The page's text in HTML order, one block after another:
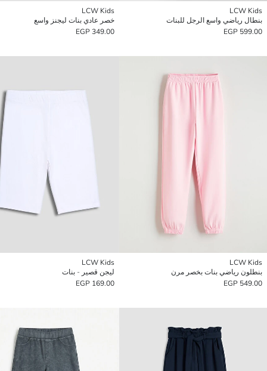
LCW Kids
بنطال رياضي واسع الرجل للبنات
599.00 EGP
LCW Kids
خصر عادي بنات ليجنز واسع
349.00 EGP
LCW Kids
بنطلون رياضي بنات بخصر مرن
549.00 EGP
LCW Kids
ليجن قصير - بنات
169.00 EGP